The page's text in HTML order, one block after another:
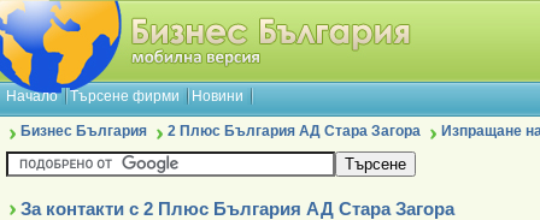
Начало Търсене фирми Новини
Бизнес България 2 Плюс България АД Стара Загора Изпращане
За контакти с 2 Плюс България АД Стара Загора